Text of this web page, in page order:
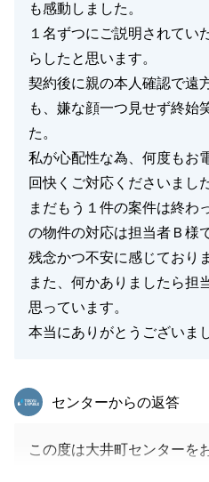
も感動しました。
１名ずつにご説明されてい
らしたと思います。
契約後に親の本人確認で遠
も、嫌な顔一つ見せず終始
た。
私が心配性な為、何度もお
回快くご対応くださいまし
まだもう１件の案件は終わ
の物件の対応は担当者Ｂ様
残念かつ不安に感じており
また、何かありましたら担
思っています。
本当にありがとうございま
東急リバブル
センターからの返答
この度は大井町センターを